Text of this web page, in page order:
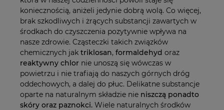
koniecznością, aniżeli jedynie dobrą wolą. Co więcej,
brak szkodliwych i żrących substancji zawartych w
środkach do czyszczenia pozytywnie wpływa na
nasze zdrowie. Cząsteczki takich związków
chemicznych jak triklosan, formaldehyd oraz
reaktywny chlor nie unoszą się wówczas w
powietrzu i nie trafiają do naszych górnych dróg
oddechowych, a dalej do płuc. Delikatne substancje
oparte na naturalnym składzie nie niszczą ponadto
skóry oraz paznokci. Wiele naturalnych środków